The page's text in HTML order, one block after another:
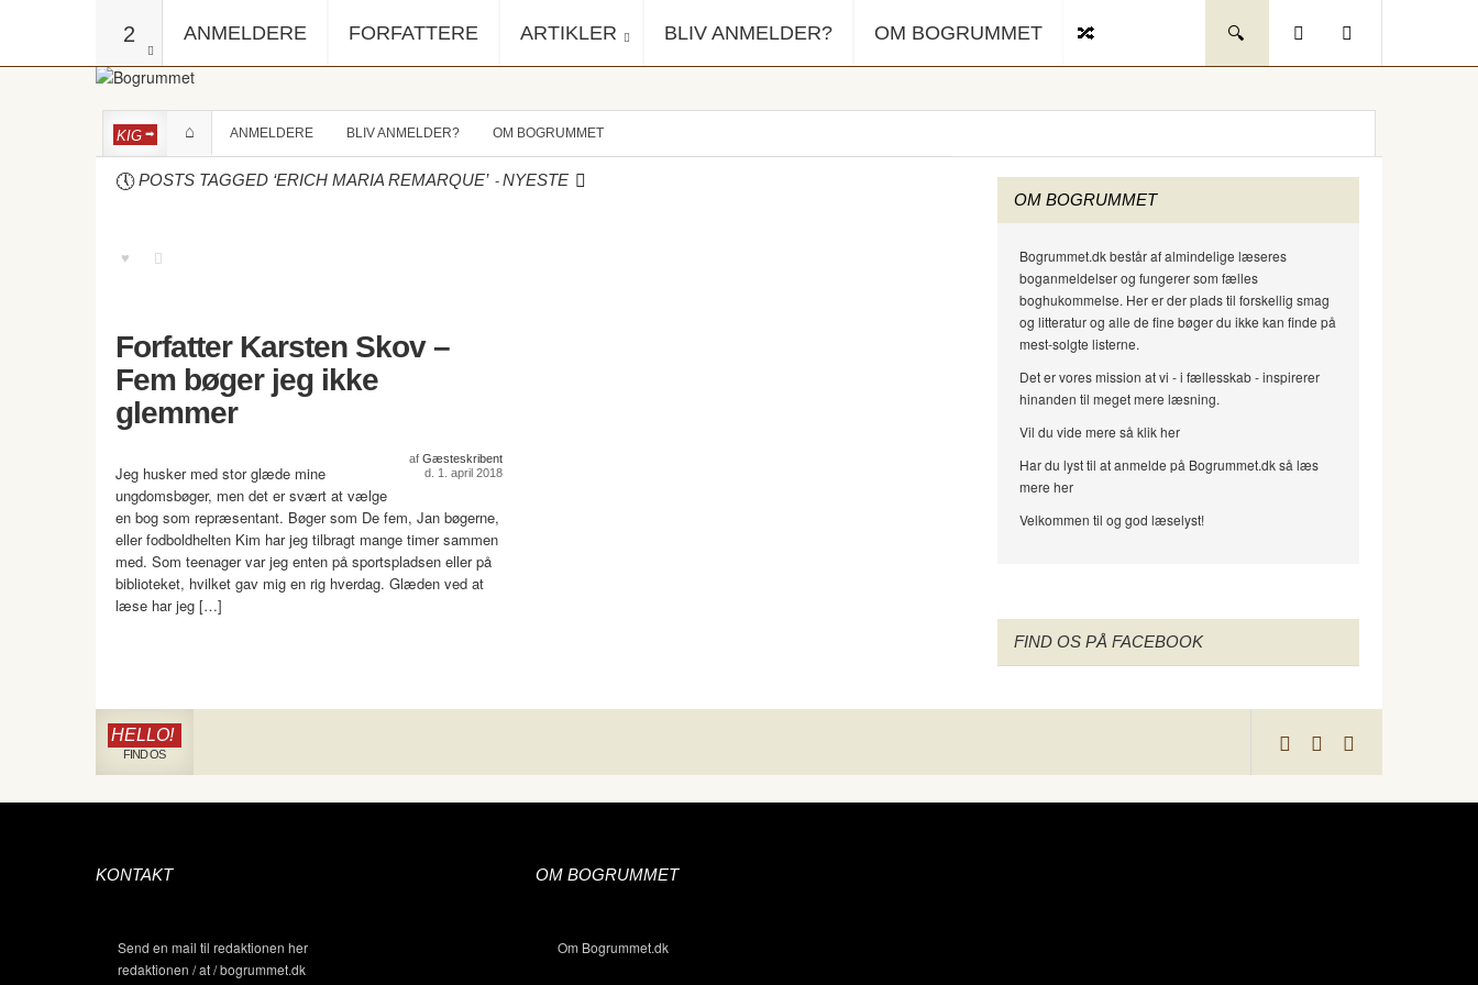
2 ANMELDERE FORFATTERE ARTIKLER BLIV ANMELDER? OM BOGRUMMET
KIG ANMELDERE BLIV ANMELDER? OM BOGRUMMET
POSTS TAGGED ‘ERICH MARIA REMARQUE’ -NYESTE
Forfatter Karsten Skov –
Fem bøger jeg ikke
glemmer
af Gæsteskribent
d. 1. april 2018
Jeg husker med stor glæde mine
ungdomsbøger, men det er svært at vælge
en bog som repræsentant. Bøger som De fem, Jan bøgerne,
eller fodboldhelten Kim har jeg tilbragt mange timer sammen
med. Som teenager var jeg enten på sportspladsen eller på
biblioteket, hvilket gav mig en rig hverdag. Glæden ved at
læse har jeg […]
OM BOGRUMMET
Bogrummet.dk består af almindelige læseres
boganmeldelser og fungerer som fælles
boghukommelse. Her er der plads til forskellig smag
og litteratur og alle de fine bøger du ikke kan finde på
mest-solgte listerne.
Det er vores mission at vi - i fællesskab - inspirerer
hinanden til meget mere læsning.
Vil du vide mere så klik her
Har du lyst til at anmelde på Bogrummet.dk så læs
mere her
Velkommen til og god læselyst!
FIND OS PÅ FACEBOOK
HELLO!
FIND OS
KONTAKT
Send en mail til redaktionen her
redaktionen / at / bogrummet.dk
OM BOGRUMMET
Om Bogrummet.dk